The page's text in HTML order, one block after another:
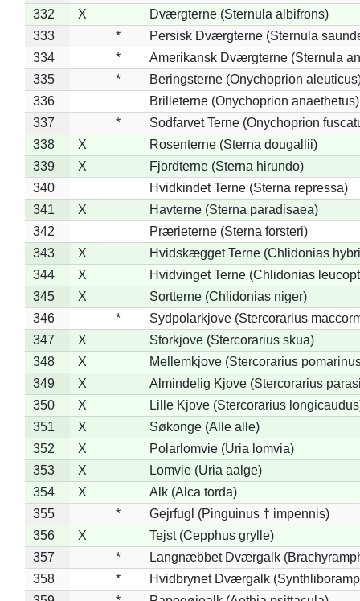
332
X
Dværgterne (Sternula albifrons)
333
*
Persisk Dværgterne (Sternula
334
*
Amerikansk Dværgterne (Sternula
335
*
Beringsterne (Onychoprion
336
Brilleterne (Onychoprion anaethetus)
337
*
Sodfarvet Terne (Onychoprion
338
X
Rosenterne (Sterna dougallii)
339
X
Fjordterne (Sterna hirundo)
340
Hvidkindet Terne (Sterna repressa)
341
X
Havterne (Sterna paradisaea)
342
Prærieterne (Sterna forsteri)
343
X
Hvidskægget Terne (Chlidonias
344
X
Hvidvinget Terne (Chlidonias
345
X
Sortterne (Chlidonias niger)
346
*
Sydpolarkjove (Stercorarius
347
X
Storkjove (Stercorarius skua)
348
X
Mellemkjove (Stercorarius
349
X
Almindelig Kjove (Stercorarius
350
X
Lille Kjove (Stercorarius
351
X
Søkonge (Alle alle)
352
X
Polarlomvie (Uria lomvia)
353
X
Lomvie (Uria aalge)
354
X
Alk (Alca torda)
355
*
Gejrfugl (Pinguinus † impennis)
356
X
Tejst (Cepphus grylle)
357
*
Langnæbbet Dværgalk
358
*
Hvidbrynet Dværgalk